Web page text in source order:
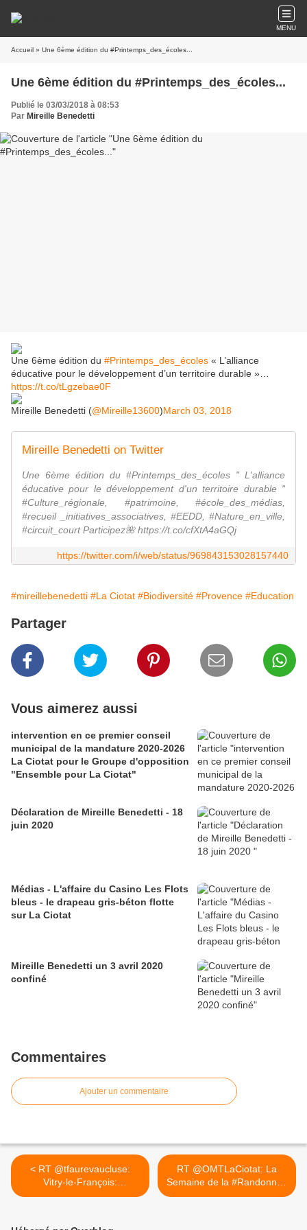
MENU
Accueil » Une 6ème édition du #Printemps_des_écoles...
Une 6ème édition du #Printemps_des_écoles...
Publié le 03/03/2018 à 08:53
Par Mireille Benedetti
Une 6ème édition du #Printemps_des_écoles « L’alliance
éducative pour le développement d’un territoire durable »…
https://t.co/tLgzebae0F
Mireille Benedetti (@Mireille13600)March 03, 2018
Mireille Benedetti on Twitter
Une 6ème édition du #Printemps_des_écoles " L'alliance
éducative pour le développement d'un territoire durable "
#Culture_régionale, #patrimoine, #école_des_médias,
#recueil _initiatives_associatives, #EEDD, #Nature_en_ville,
#circuit_court Participez🌺 https://t.co/cfXtA4aGQj
https://twitter.com/i/web/status/969843153028157440
#mireillebenedetti #La Ciotat #Biodiversité #Provence #Education
Partager
Vous aimerez aussi
intervention en ce premier conseil
municipal de la mandature 2020-2026
La Ciotat pour le Groupe d'opposition
"Ensemble pour La Ciotat"
Déclaration de Mireille Benedetti - 18
juin 2020
Médias - L'affaire du Casino Les Flots
bleus - le drapeau gris-béton flotte
sur La Ciotat
Mireille Benedetti un 3 avril 2020
confiné
Commentaires
Ajouter un commentaire
< RT @tfaurevaucluse:
Vitry-le-François:
Sébastien...
RT @OMTLaCiotat: La
Semaine de la #Randonnée
en... >